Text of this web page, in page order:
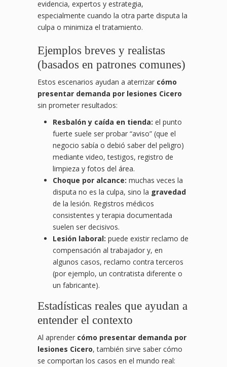
evidencia, expertos y estrategia,
especialmente cuando la otra parte disputa la
culpa o minimiza el tratamiento.
Ejemplos breves y realistas
(basados en patrones comunes)
Estos escenarios ayudan a aterrizar cómo
presentar demanda por lesiones Cicero
sin prometer resultados:
Resbalón y caída en tienda: el punto
fuerte suele ser probar “aviso” (que el
negocio sabía o debió saber del peligro)
mediante video, testigos, registro de
limpieza y fotos del área.
Choque por alcance: muchas veces la
disputa no es la culpa, sino la gravedad
de la lesión. Registros médicos
consistentes y terapia documentada
suelen ser decisivos.
Lesión laboral: puede existir reclamo de
compensación al trabajador y, en
algunos casos, reclamo contra terceros
(por ejemplo, un contratista diferente o
un fabricante).
Estadísticas reales que ayudan a
entender el contexto
Al aprender cómo presentar demanda por
lesiones Cicero, también sirve saber cómo
se comportan los casos en el mundo real: